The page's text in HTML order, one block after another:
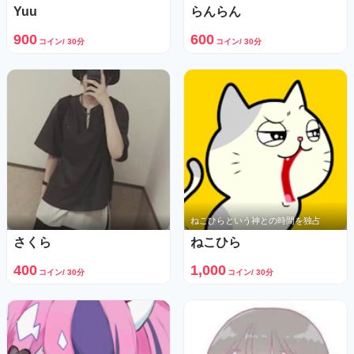
Yuu
900 コイン/ 30分
らんらん
600 コイン/ 30分
さくら
400 コイン/ 30分
ねこひらという神との時間を独占
ねこひら
1,000 コイン/ 30分